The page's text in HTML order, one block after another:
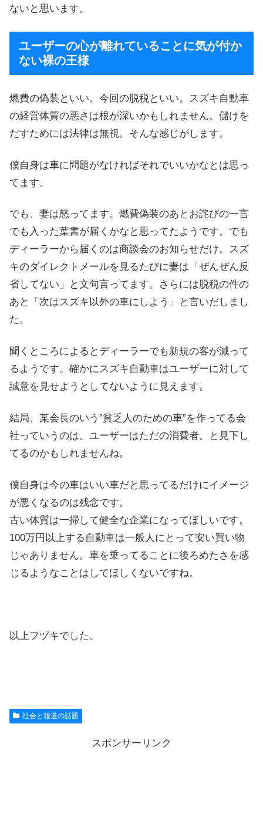
ないと思います。
ユーザーの心が離れていることに気が付か
ない裸の王様
燃費の偽装といい。今回の脱税といい。スズキ自動車
の経営体質の悪さは根が深いかもしれません。儲けを
だすためには法律は無視。そんな感じがします。
僕自身は車に問題がなければそれでいいかなとは思っ
てます。
でも、妻は怒ってます。燃費偽装のあとお詫びの一言
でも入った葉書が届くかなと思ってたようです。でも
ディーラーから届くのは商談会のお知らせだけ。スズ
キのダイレクトメールを見るたびに妻は「ぜんぜん反
省してない」と文句言ってます。さらには脱税の件の
あと「次はスズキ以外の車にしよう」と言いだしまし
た。
聞くところによるとディーラーでも新規の客が減って
るようです。確かにスズキ自動車はユーザーに対して
誠意を見せようとしてないように見えます。
結局、某会長のいう”貧乏人のための車”を作ってる会
社っていうのは。ユーザーはただの消費者。と見下し
てるのかもしれませんね。
僕自身は今の車はいい車だと思ってるだけにイメージ
が悪くなるのは残念です。
古い体質は一掃して健全な企業になってほしいです。
100万円以上する自動車は一般人にとって安い買い物
じゃありません。車を乗ってることに後ろめたさを感
じるようなことはしてほしくないですね。
以上フヅキでした。
社会と報道の話題
スポンサーリンク